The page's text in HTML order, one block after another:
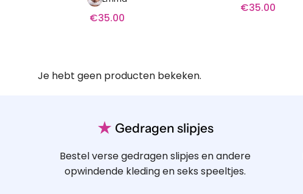
€35.00
€35.00
Je hebt geen producten bekeken.
★ Gedragen slipjes
Bestel verse gedragen slipjes en andere
opwindende kleding en seks speeltjes.